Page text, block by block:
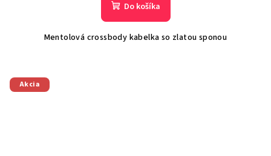
Do košíka
Mentolová crossbody kabelka so zlatou sponou
Akcia